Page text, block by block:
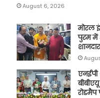
August 6, 2026
मोरल
पुरम में
रोडमैप